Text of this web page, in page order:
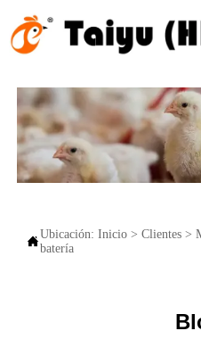
Ubicación: Inicio> Clientes>
batería